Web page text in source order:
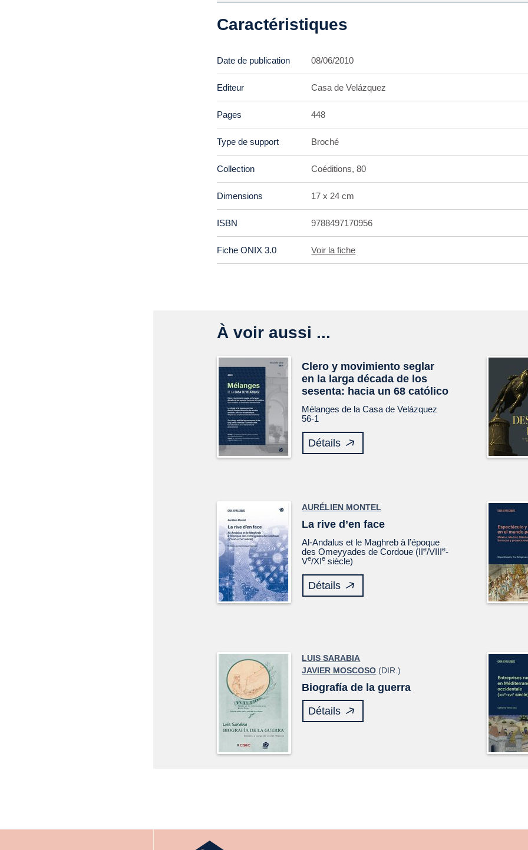
Caractéristiques
Date de publication 08/06/2010
Editeur Casa de Velázquez
Pages 448
Type de support Broché
Collection Coéditions, 80
Dimensions 17 x 24 cm
ISBN 9788497170956
Fiche ONIX 3.0 Voir la fiche
À voir aussi ...
Clero y movimiento seglar
en la larga década de los
sesenta: hacia un 68 católico
Mélanges de la Casa de Velázquez
56-1
Détails
AURÉLIEN MONTEL
La rive d’en face
Al-Andalus et le Maghreb à l’époque
des Omeyyades de Cordoue (IIe/VIIIe-
Ve/XIe siècle)
Détails
LUIS SARABIA
JAVIER MOSCOSO (DIR.)
Biografía de la guerra
Détails